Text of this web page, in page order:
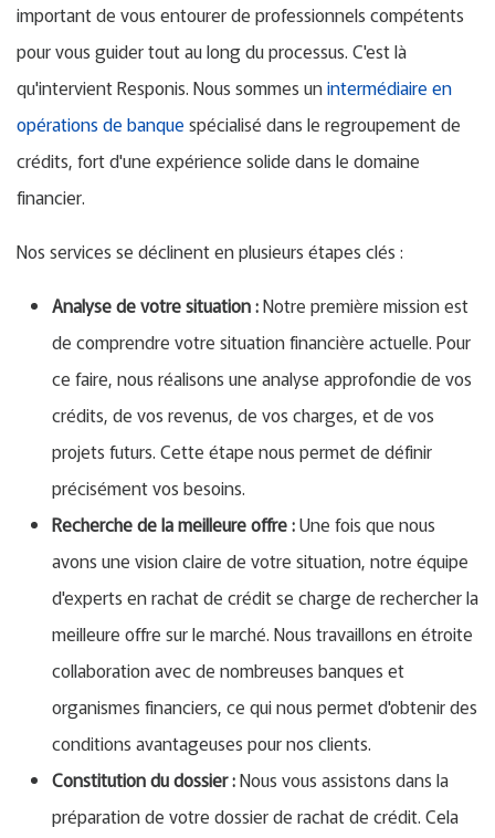
important de vous entourer de professionnels compétents
pour vous guider tout au long du processus. C'est là
qu'intervient Responis. Nous sommes unintermédiaire en
opérations de banque spécialisé dans le regroupement de
crédits, fort d'une expérience solide dans le domaine
financier.
Nos services se déclinent en plusieurs étapes clés :
Analyse de votre situation :Notre première mission est
de comprendre votre situation financière actuelle. Pour
ce faire, nous réalisons une analyse approfondie de vos
crédits, de vos revenus, de vos charges, et de vos
projets futurs. Cette étape nous permet de définir
précisément vos besoins.
Recherche de la meilleure offre :Une fois que nous
avons une vision claire de votre situation, notre équipe
d'experts en rachat de crédit se charge de rechercher la
meilleure offre sur le marché. Nous travaillons en étroite
collaboration avec de nombreuses banques et
organismes financiers, ce qui nous permet d'obtenir des
conditions avantageuses pour nos clients.
Constitution du dossier :Nous vous assistons dans la
préparation de votre dossier de rachat de crédit. Cela